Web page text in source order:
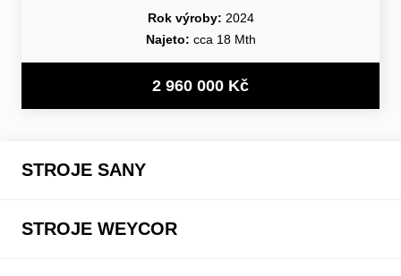
Rok výroby: 2024
Najeto: cca 18 Mth
2 960 000 Kč
STROJE SANY
STROJE WEYCOR